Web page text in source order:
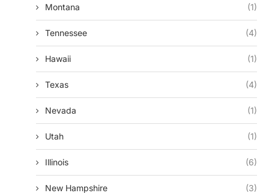
Montana (1)
Tennessee (4)
Hawaii (1)
Texas (4)
Nevada (1)
Utah (1)
Illinois (6)
New Hampshire (3)